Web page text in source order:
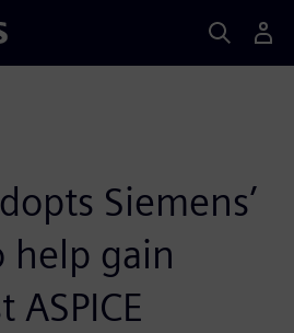
Siemens’
help gain
ASPICE